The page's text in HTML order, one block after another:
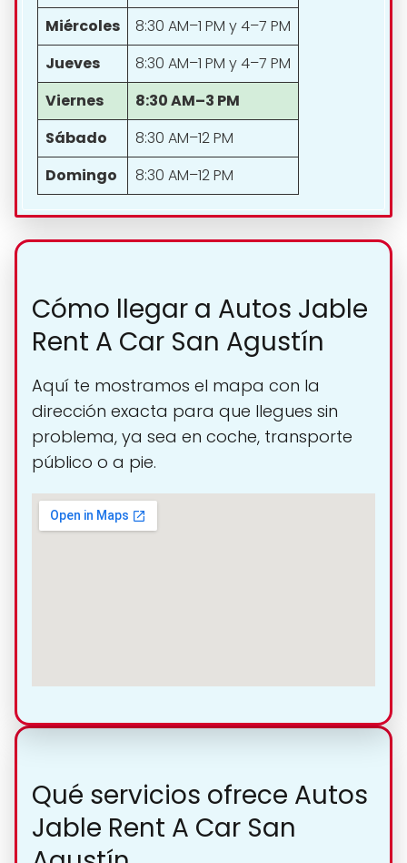
Miércoles
8:30 AM–1 PM y 4–7 PM
Jueves
8:30 AM–1 PM y 4–7 PM
Viernes
8:30 AM–3 PM
Sábado
8:30 AM–12 PM
Domingo
8:30 AM–12 PM
Cómo llegar a Autos Jable
Rent A Car San Agustín
Aquí te mostramos el mapa con la
dirección exacta para que llegues sin
problema, ya sea en coche, transporte
público o a pie.
Qué servicios ofrece Autos
Jable Rent A Car San